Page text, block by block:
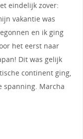
eindelijk zover:
vakantie was
en ik ging
het eerst naar
Dit was gelijk
continent ging,
spanning. Marcha